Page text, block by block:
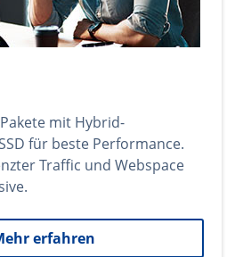
mit Hybrid-
für beste Performance.
Traffic und Webspace
erfahren